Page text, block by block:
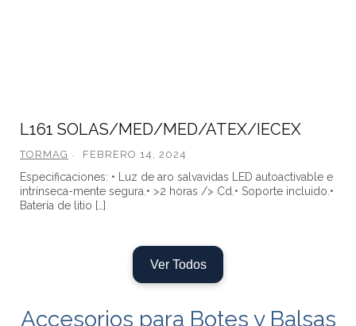
L161 SOLAS/MED/MED/ATEX/IECEX
TORMAG FEBRERO 14, 2024
Especificaciones: • Luz de aro salvavidas LED autoactivable e
intrínseca-mente segura.• >2 horas /> Cd.• Soporte incluido.•
Batería de litio […]
Ver Todos
Accesorios para Botes y Balsas